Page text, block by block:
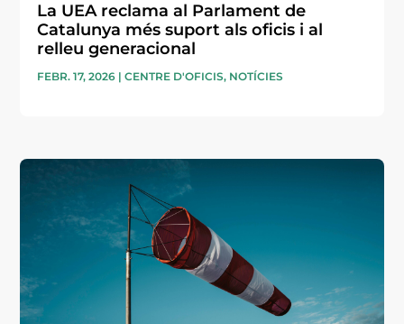
La UEA reclama al Parlament de
Catalunya més suport als oficis i al
relleu generacional
FEBR. 17, 2026 |CENTRE D'OFICIS, NOTÍCIES